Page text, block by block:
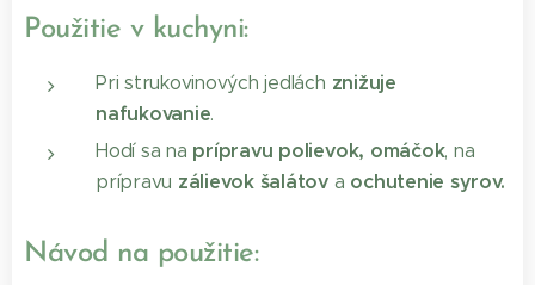
Použitie v kuchyni:
Pri strukovinových jedlách znižuje
nafukovanie.
Hodí sa na prípravu polievok, omáčok, na
prípravu zálievok šalátov a ochutenie syrov.
Návod na použitie: